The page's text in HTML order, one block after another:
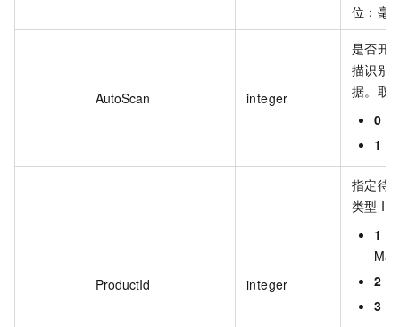
位：毫
AutoScan integer
是否开
描识别
据。取
0
1
ProductId integer
指定待
类型 ID
1
2
3